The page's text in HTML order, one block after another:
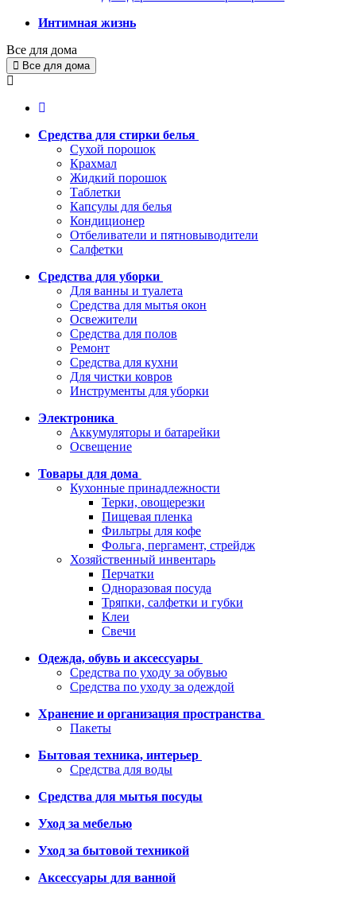
Интимная жизнь
Все для дома
Все для дома
Средства для стирки белья
Сухой порошок
Крахмал
Жидкий порошок
Таблетки
Капсулы для белья
Кондиционер
Отбеливатели и пятновыводители
Салфетки
Средства для уборки
Для ванны и туалета
Средства для мытья окон
Освежители
Средства для полов
Ремонт
Средства для кухни
Для чистки ковров
Инструменты для уборки
Электроника
Аккумуляторы и батарейки
Освещение
Товары для дома
Кухонные принадлежности
Терки, овощерезки
Пищевая пленка
Фильтры для кофе
Фольга, пергамент, стрейдж
Хозяйственный инвентарь
Перчатки
Одноразовая посуда
Тряпки, салфетки и губки
Клеи
Свечи
Одежда, обувь и аксессуары
Средства по уходу за обувью
Средства по уходу за одеждой
Хранение и организация пространства
Пакеты
Бытовая техника, интерьер
Средства для воды
Средства для мытья посуды
Уход за мебелью
Уход за бытовой техникой
Аксессуары для ванной